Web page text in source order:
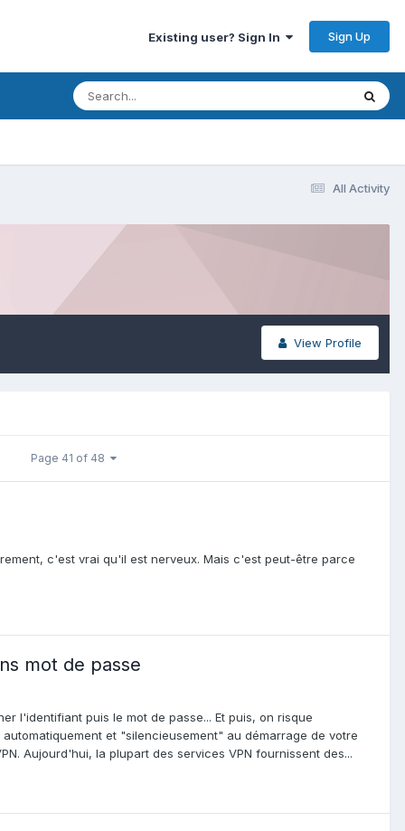
Existing user? Sign In Sign Up
All Activity
View Profile
Page 41 of 48
c'est vrai qu'il est nerveux. Mais c'est peut-être parce
mot de passe
l'identifiant puis le mot de passe... Et puis, on risque
et "silencieusement" au démarrage de votre
Aujourd'hui, la plupart des services VPN fournissent des...